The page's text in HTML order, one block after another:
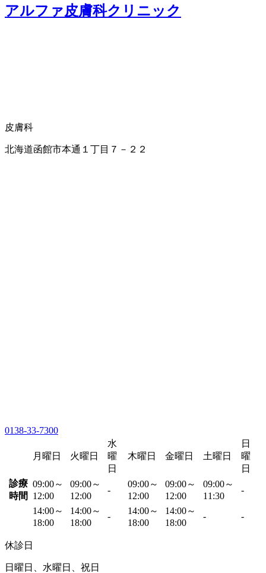
アルファ皮膚科クリニック
皮膚科
北海道函館市本通１丁目７－２２
0138-33-7300
月曜日 火曜日
水
曜
日
木曜日 金曜日 土曜日
日
曜
日
診療
時間
09:00～
12:00
09:00～
12:00
-
09:00～
12:00
09:00～
12:00
09:00～
11:30
-
14:00～
18:00
14:00～
18:00
-
14:00～
18:00
14:00～
18:00
- -
休診日
日曜日、水曜日、祝日